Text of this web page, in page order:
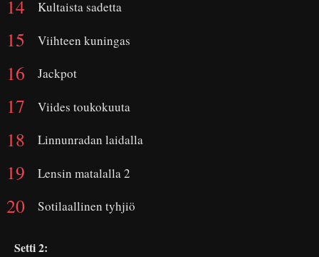
Kultaista sadetta
Viihteen kuningas
Jackpot
Viides toukokuuta
Linnunradan laidalla
Lensin matalalla 2
Sotilaallinen tyhjiö
Setti 2: